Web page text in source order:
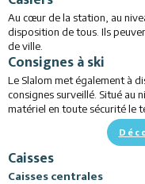
Au cœur de la station, au
disposition de tous. Ils
de ville.
Consignes à ski
Le Slalom met également à
consignes surveillé. Situé au
matériel en toute sécurité le
Caisses
Caisses centrales